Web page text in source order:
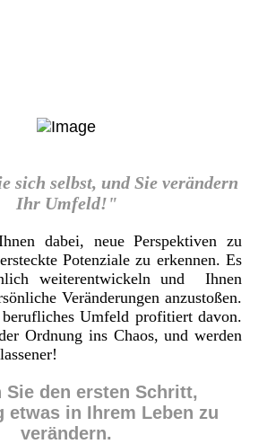
sich selbst, und Sie verändern
Ihr Umfeld!"
dabei, neue Perspektiven zu
Potenziale zu erkennen. Es
weiterentwickeln und Ihnen
Veränderungen anzustoßen.
Umfeld profitiert davon.
Ordnung ins Chaos, und werden
Sie den ersten Schritt,
etwas in Ihrem Leben zu
verändern.